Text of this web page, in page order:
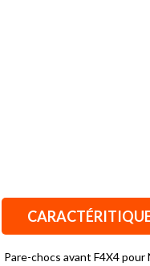
Pare-chocs avant F4X4 pour